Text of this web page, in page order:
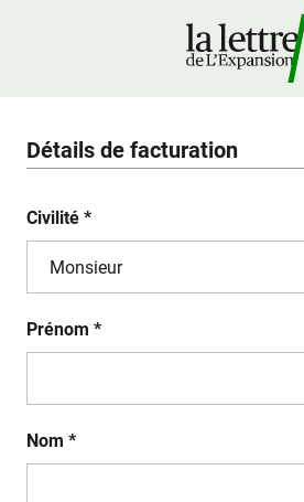
Détails de facturation
Civilité *
Prénom *
Nom *